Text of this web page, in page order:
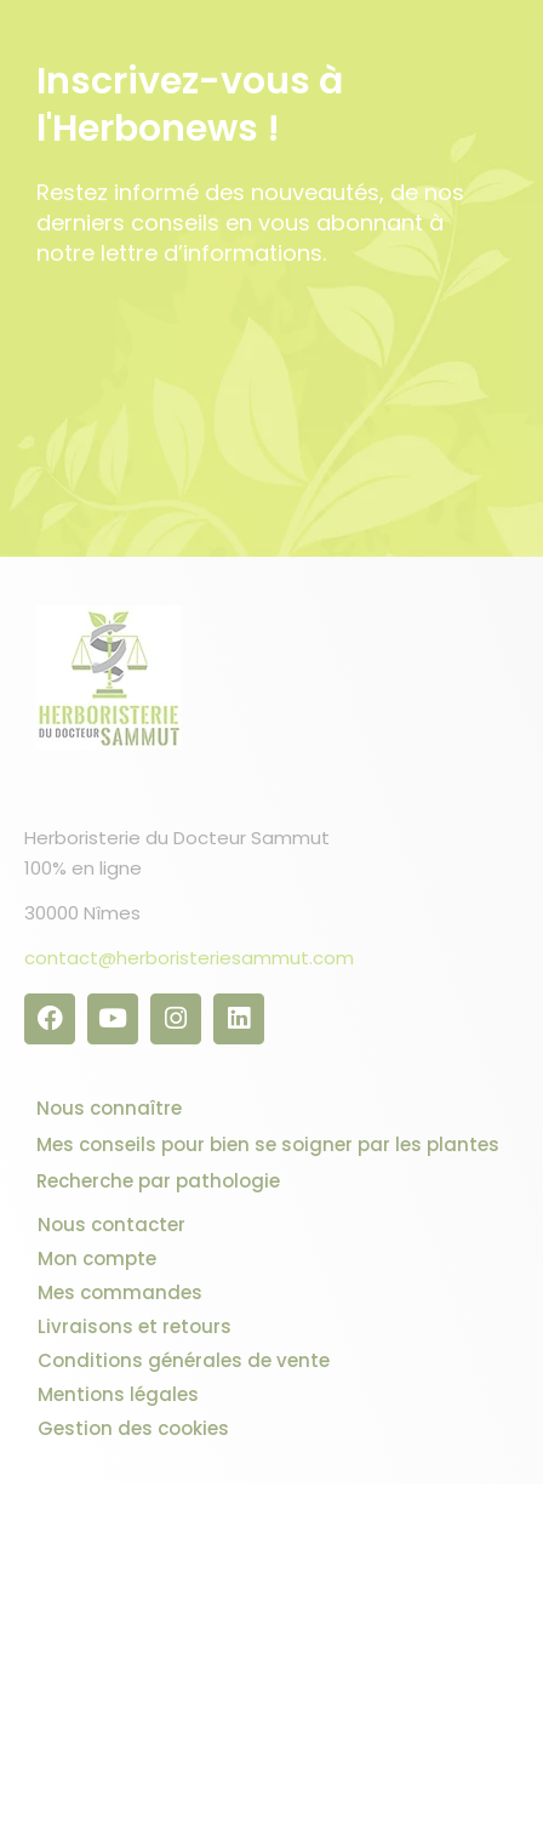
Inscrivez-vous à
l'Herbonews !
Restez informé des nouveautés, de nos
derniers conseils en vous abonnant à
notre lettre d’informations.
Herboristerie du Docteur Sammut
100% en ligne
30000 Nîmes
contact@herboristeriesammut.com
Nous connaître
Mes conseils pour bien se soigner par les plantes
Recherche par pathologie
Nous contacter
Mon compte
Mes commandes
Livraisons et retours
Conditions générales de vente
Mentions légales
Gestion des cookies